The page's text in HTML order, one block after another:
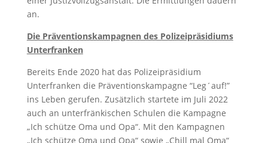
an.
Die Präventionskampagnen des Polizeipräsidiums
Unterfranken
Bereits Ende 2020 hat das Polizeipräsidium
Unterfranken die Präventionskampagne “Leg´auf!”
ins Leben gerufen. Zusätzlich startete im Juli 2022
auch an unterfränkischen Schulen die Kampagne
„Ich schütze Oma und Opa“. Mit den Kampagnen
„Ich schütze Oma und Opa“ sowie „Chill mal Oma“